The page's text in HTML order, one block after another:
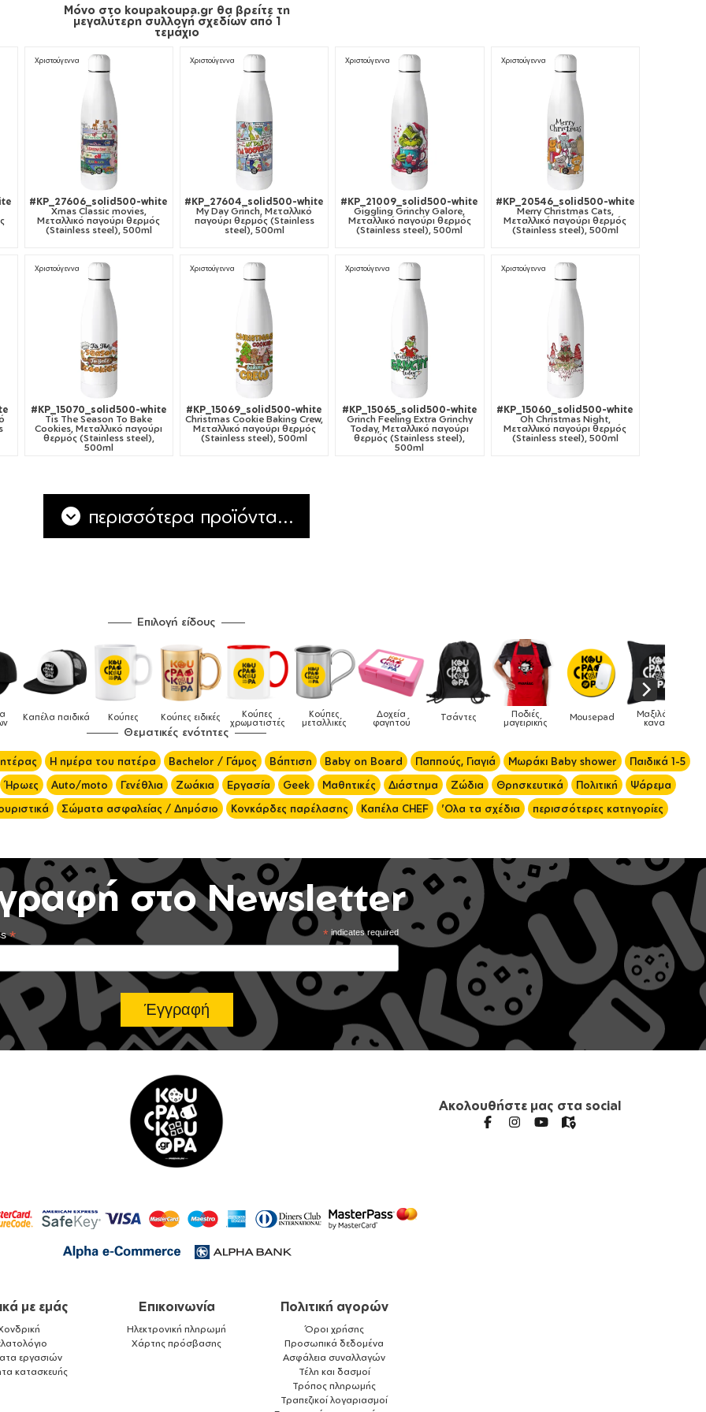
Μόνο στο koupakoupa.gr θα βρείτε τη
μεγαλύτερη συλλογή σχεδίων από 1
τεμάχιο
Χριστούγεννα
#KP_27606_solid500-white
Xmas Classic movies,
Μεταλλικό παγούρι θερμός
(Stainless steel), 500ml
Χριστούγεννα
#KP_27604_solid500-white
My Day Grinch, Μεταλλικό
παγούρι θερμός (Stainless
steel), 500ml
Χριστούγεννα
#KP_21009_solid500-white
Giggling Grinchy Galore,
Μεταλλικό παγούρι θερμός
(Stainless steel), 500ml
Χριστούγεννα
#KP_20546_solid500-white
Merry Christmas Cats,
Μεταλλικό παγούρι θερμός
(Stainless steel), 500ml
Χριστούγεννα
#KP_15070_solid500-white
Tis The Season To Bake
Cookies, Μεταλλικό παγούρι
θερμός (Stainless steel),
500ml
Χριστούγεννα
#KP_15069_solid500-white
Christmas Cookie Baking Crew,
Μεταλλικό παγούρι θερμός
(Stainless steel), 500ml
Χριστούγεννα
#KP_15065_solid500-white
Grinch Feeling Extra Grinchy
Today, Μεταλλικό παγούρι
θερμός (Stainless steel),
500ml
Χριστούγεννα
#KP_15060_solid500-white
Oh Christmas Night,
Μεταλλικό παγούρι θερμός
(Stainless steel), 500ml
περισσότερα προϊόντα...
Επιλογή είδους
Κούπες Κούπες ειδικές Κούπες
χρωματιστές
Κούπες
μεταλλικές
Δοχεία
φαγητού Τσάντες Ποδιές
μαγειρικής Mousepad Μαξιλάρια
καναπέ Phone Holders
Θεματικές ενότητες
Η ημέρα του πατέρα Bachelor / Γάμος Βάπτιση Baby on Board Παππούς, Γιαγιά Μωράκι Baby shower
Παιδικά 1-5
Ήρωες Auto/moto Γενέθλια Ζωάκια Εργασία Geek Μαθητικές Διάστημα Ζώδια Θρησκευτικά Πολιτική
Ψάρεμα
Σώματα ασφαλείας / Δημόσιο Κονκάρδες παρέλασης Καπέλα CHEF 'Ολα τα σχέδια περισσότερες κατηγορίες
στο Newsletter
*indicates required
*
Ακολουθήστε μας στα social
με εμάς
εργασιών
κατασκευής
Επικοινωνία
Ηλεκτρονική πληρωμή
Χάρτης πρόσβασης
Πολιτική αγορών
Όροι χρήσης
Προσωπικά δεδομένα
Ασφάλεια συναλλαγών
Τέλη και δασμοί
Τρόπος πληρωμής
Τραπεζικοί λογαριασμοί